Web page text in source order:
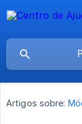
Artigos sobre: